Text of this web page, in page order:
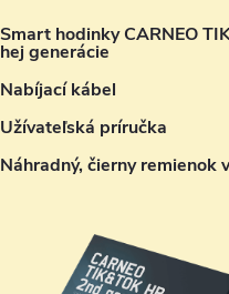
hodinky CARNEO
generácie
kábel
príručka
čierny remienok